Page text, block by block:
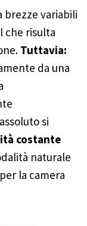
brezze variabili
che risulta
Tuttavia:
da una
si
costante
naturale
la camera